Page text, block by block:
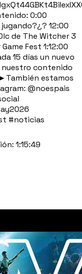
0:00
12:00
de The Witcher 3
Fest 1:12:00
15 días un nuevo
contenido
estamos
@noespais
#noticias
1:15:49